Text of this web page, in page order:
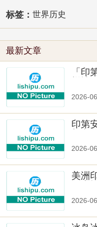
标签： 世界历史
最新文章
「印
2026-
印第
2026-
美洲
2026-